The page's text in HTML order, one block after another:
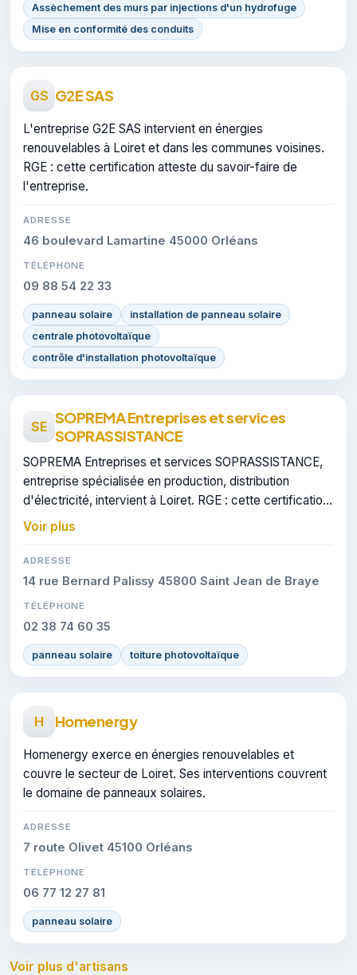
Assèchement des murs par injections d'un hydrofuge
Mise en conformité des conduits
GS G2E SAS
L'entreprise G2E SAS intervient en énergies
renouvelables à Loiret et dans les communes voisines.
RGE : cette certification atteste du savoir-faire de
l'entreprise.
ADRESSE
46 boulevard Lamartine 45000 Orléans
TÉLÉPHONE
09 88 54 22 33
panneau solaire
installation de panneau solaire
centrale photovoltaïque
contrôle d'installation photovoltaïque
SE SOPREMA Entreprises et services
SOPRASSISTANCE
SOPREMA Entreprises et services SOPRASSISTANCE,
entreprise spécialisée en production, distribution
d'électricité, intervient à Loiret. RGE : cette certification
atteste du savoir-faire de l'entreprise.
Voir plus
ADRESSE
14 rue Bernard Palissy 45800 Saint Jean de Braye
TÉLÉPHONE
02 38 74 60 35
panneau solaire toiture photovoltaïque
H Homenergy
Homenergy exerce en énergies renouvelables et
couvre le secteur de Loiret. Ses interventions couvrent
le domaine de panneaux solaires.
ADRESSE
7 route Olivet 45100 Orléans
TÉLÉPHONE
06 77 12 27 81
panneau solaire
Voir plus d'artisans